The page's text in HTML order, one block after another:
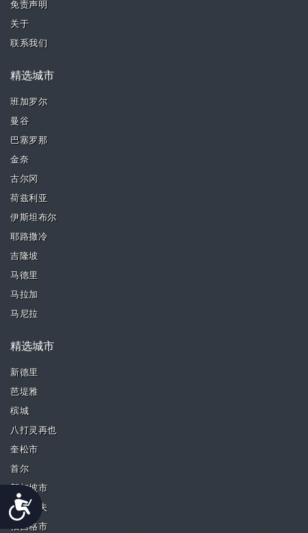
Accessibility
免责声明
关于
联系我们
精选城市
班加罗尔
曼谷
巴塞罗那
金奈
古尔冈
荷兹利亚
伊斯坦布尔
耶路撒冷
吉隆坡
马德里
马拉加
马尼拉
精选城市
新德里
芭堤雅
槟城
八打灵再也
奎松市
首尔
新加坡市
特拉维夫
帕西格市